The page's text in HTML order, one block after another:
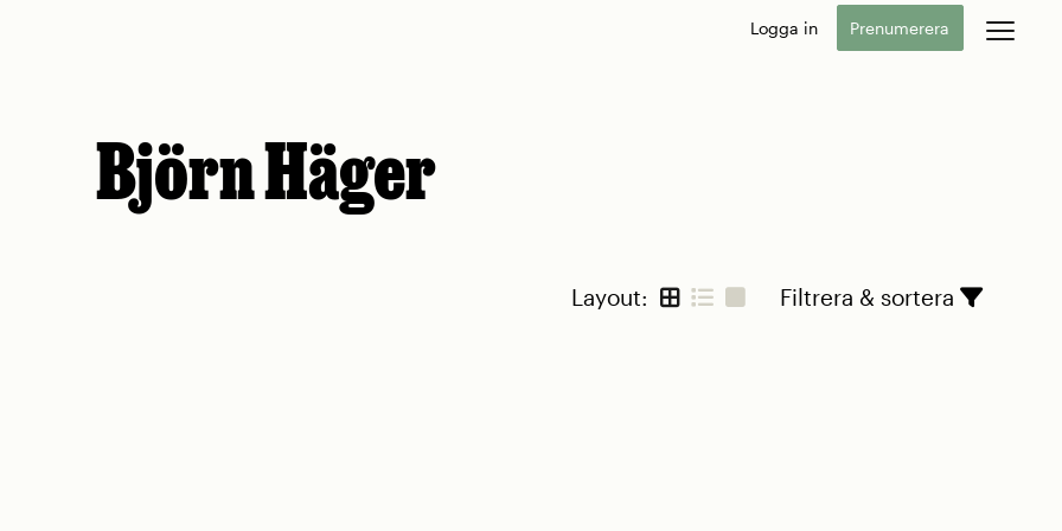
Logga in Prenumerera
Björn Häger
Layout: Filtrera & sortera